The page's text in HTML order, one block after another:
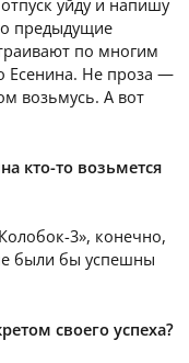
уйду и напишу
предыдущие
по многим
Есенина. Не проза —
возьмусь. А вот
кто-то возьмется
3», конечно,
были бы успешны
своего успеха?